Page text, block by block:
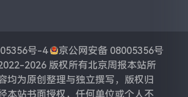
号-4
京公网安备 08005356号
2026 版权所有北京周报本站所
均为原创整理与独立撰写，版权归
本站书面授权，任何单位或个人不